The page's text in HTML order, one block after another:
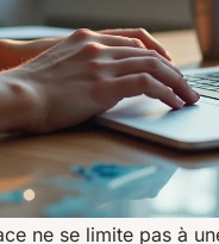
ne se limite pas à